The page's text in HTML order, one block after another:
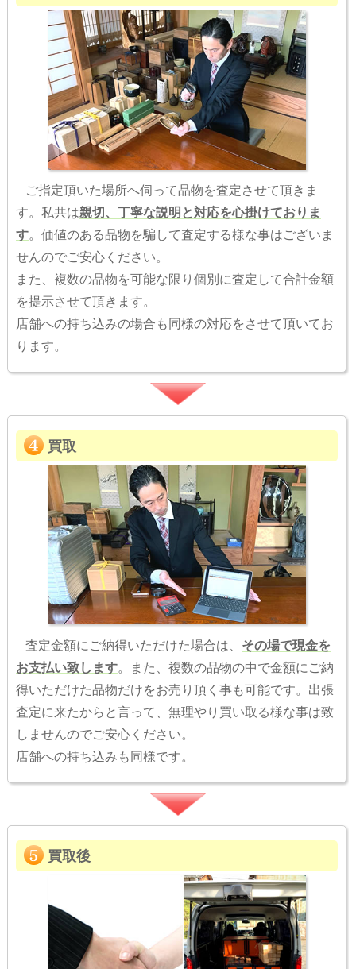
ご指定頂いた場所へ伺って品物を査定させて頂きま
す。私共は親切、丁寧な説明と対応を心掛けておりま
す。価値のある品物を騙して査定する様な事はございま
せんのでご安心ください。
また、複数の品物を可能な限り個別に査定して合計金額
を提示させて頂きます。
店舗への持ち込みの場合も同様の対応をさせて頂いてお
ります。
買取
査定金額にご納得いただけた場合は、 その場で現金を
お支払い致します。また、複数の品物の中で金額にご納
得いただけた品物だけをお売り頂く事も可能です。出張
査定に来たからと言って、無理やり買い取る様な事は致
しませんのでご安心ください。
店舗への持ち込みも同様です。
買取後